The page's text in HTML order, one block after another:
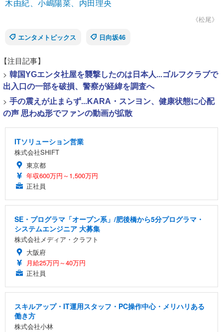
木由紀、小嶋陽菜、内田理央
《松尾》
エンタメトピックス
日向坂46
【注目記事】
> 韓国YGエンタ社屋を襲撃したのは日本人...ゴルフクラブで
出入口の一部を破損、警察が経緯を調査へ
> 手の震えが止まらず...KARA・スンヨン、健康状態に心配
の声 思わぬ形でファンの動画が拡散
ITソリューション営業
株式会社SHIFT
東京都
年収600万円～1,500万円
正社員
SE・プログラマ「オープン系」/肥後橋から5分プログラマ・
システムエンジニア 大募集
株式会社メディア・クラフト
大阪府
月給25万円～40万円
正社員
スキルアップ・IT運用スタッフ・PC操作中心・メリハリある
働き方
株式会社小林